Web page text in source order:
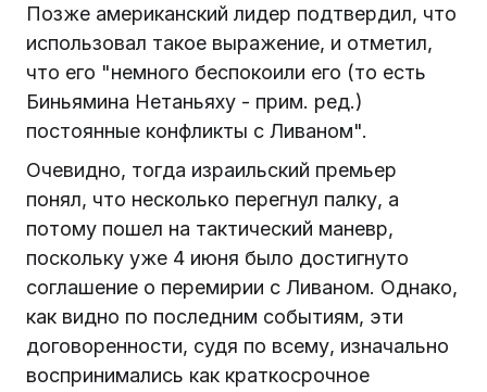
Позже американский лидер подтвердил, что
использовал такое выражение, и отметил,
что его "немного беспокоили его (то есть
Биньямина Нетаньяху - прим. ред.)
постоянные конфликты с Ливаном".
Очевидно, тогда израильский премьер
понял, что несколько перегнул палку, а
потому пошел на тактический маневр,
поскольку уже 4 июня было достигнуто
соглашение о перемирии с Ливаном. Однако,
как видно по последним событиям, эти
договоренности, судя по всему, изначально
воспринимались как краткосрочное